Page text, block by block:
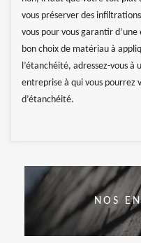
vous préserver des
vous pour vous garantir
bon choix de matériau à
l’étanchéité, adressez-vous à
entreprise à qui vous pourrez
d’étanchéité.
NOS